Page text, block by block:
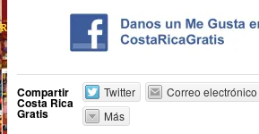
Compartir
Costa Rica
Gratis
Twitter Correo electrónico
Más